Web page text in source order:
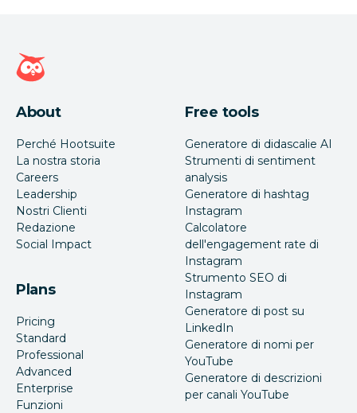
Home page di Hootsuite
About
Perché Hootsuite
La nostra storia
Careers
Leadership
Nostri Clienti
Redazione
Social Impact
Plans
Pricing
Standard
Professional
Advanced
Enterprise
Funzioni
Free tools
Generatore di didascalie AI
Strumenti di sentiment
analysis
Generatore di hashtag
Instagram
Calcolatore
dell'engagement rate di
Instagram
Strumento SEO di
Instagram
Generatore di post su
LinkedIn
Generatore di nomi per
YouTube
Generatore di descrizioni
per canali YouTube